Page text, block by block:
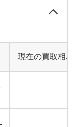
現在の買取相